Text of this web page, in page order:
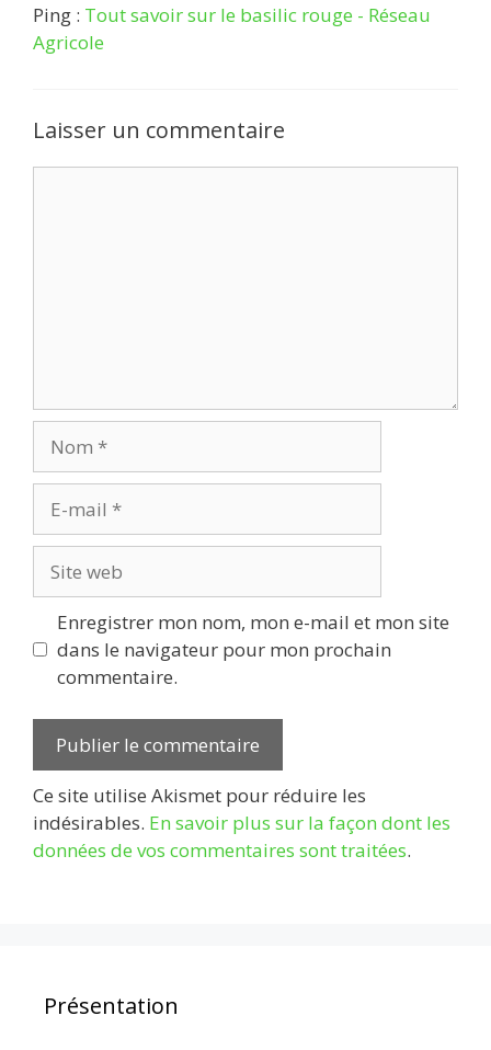
Ping : Tout savoir sur le basilic rouge - Réseau
Agricole
Laisser un commentaire
mail
web
Enregistrer mon nom, mon e-mail et mon site
dans le navigateur pour mon prochain
commentaire.
Ce site utilise Akismet pour réduire les
indésirables. En savoir plus sur la façon dont les
données de vos commentaires sont traitées.
Présentation